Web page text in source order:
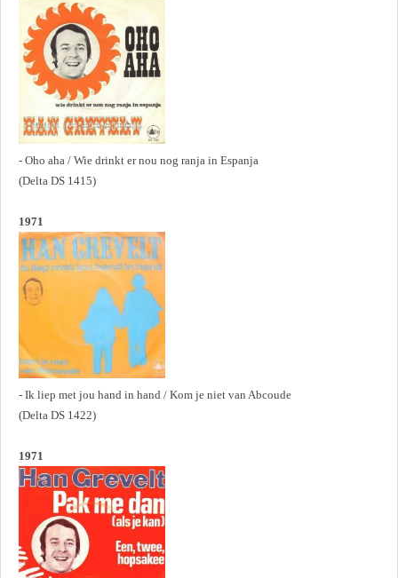
- Oho aha / Wie drinkt er nou nog ranja in Espanja
(Delta DS 1415)
1971
- Ik liep met jou hand in hand / Kom je niet van Abcoude
(Delta DS 1422)
1971